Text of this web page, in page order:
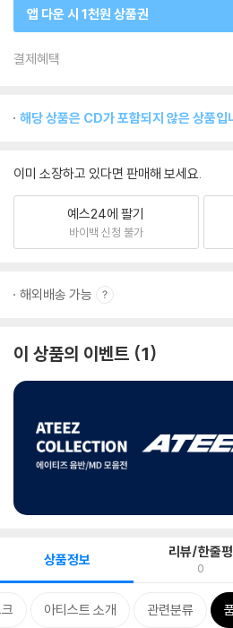
앱 다운 시 1천원 상품권
결제혜택
해당 상품은 CD가 포함되지 않은 상품입
이미 소장하고 있다면 판매해 보세요.
예스24에 팔기
바이백 신청 불가
해외배송 가능
이 상품의 이벤트 1
상품정보 리뷰/한줄평
0
아티스트 소개 관련분류